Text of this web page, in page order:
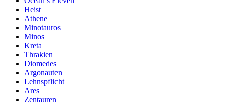
Heist
Athene
Minotauros
Minos
Kreta
Thrakien
Diomedes
Argonauten
Lehnspflicht
Ares
Zentauren